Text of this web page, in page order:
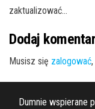
zaktualizować...
Dodaj
Musisz się zalogować
Dumnie wspierane